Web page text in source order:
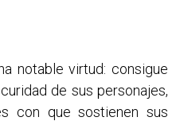
notable virtud: consigue
de sus personajes,
con que sostienen sus